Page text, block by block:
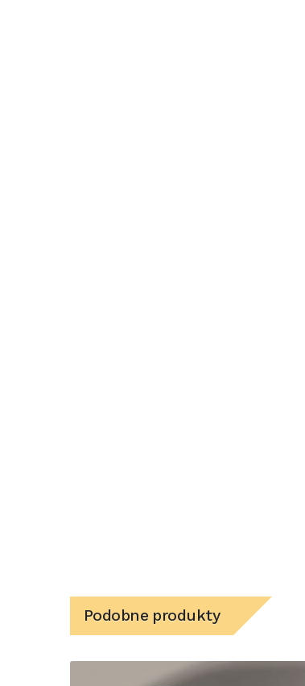
Podobne produkty